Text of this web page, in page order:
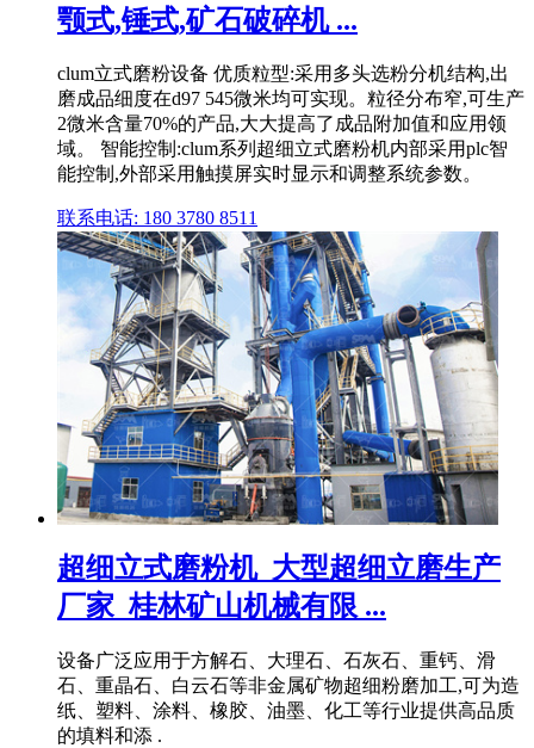
颚式,锤式,矿石破碎机 ...
clum立式磨粉设备 优质粒型:采用多头选粉分机结构,出
磨成品细度在d97 545微米均可实现。粒径分布窄,可生产
2微米含量70%的产品,大大提高了成品附加值和应用领
域。 智能控制:clum系列超细立式磨粉机内部采用plc智
能控制,外部采用触摸屏实时显示和调整系统参数。
联系电话: 180 3780 8511
超细立式磨粉机_大型超细立磨生产
厂家_桂林矿山机械有限 ...
设备广泛应用于方解石、大理石、石灰石、重钙、滑
石、重晶石、白云石等非金属矿物超细粉磨加工,可为造
纸、塑料、涂料、橡胶、油墨、化工等行业提供高品质
的填料和添 .